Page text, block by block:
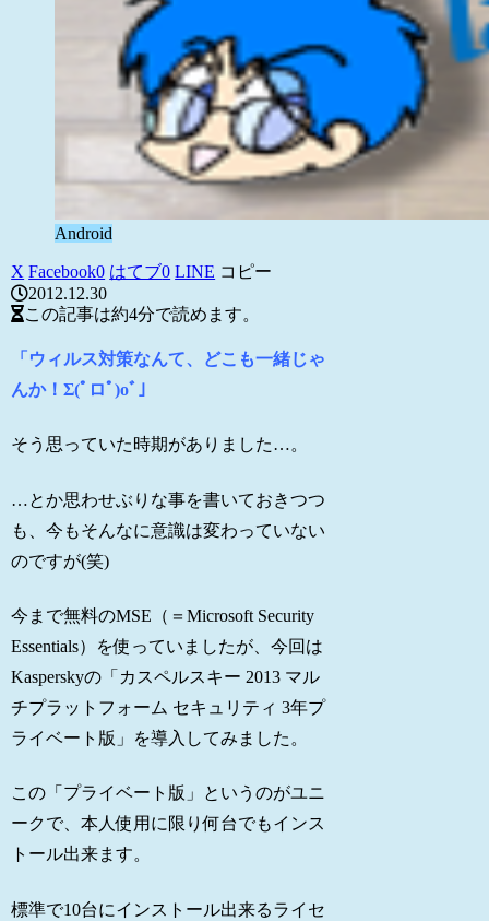
Android
X Facebook0 はてブ0 LINE コピー
2012.12.30
この記事は約4分で読めます。
「ウィルス対策なんて、どこも一緒じゃ
んか！Σ(ﾟロﾟ)oﾞ」
そう思っていた時期がありました…。
…とか思わせぶりな事を書いておきつつ
も、今もそんなに意識は変わっていない
のですが(笑)
今まで無料のMSE（＝Microsoft Security
Essentials）を使っていましたが、今回は
Kasperskyの「カスペルスキー 2013 マル
チプラットフォーム セキュリティ 3年プ
ライベート版」を導入してみました。
この「プライベート版」というのがユニ
ークで、本人使用に限り何台でもインス
トール出来ます。
標準で10台にインストール出来るライセ